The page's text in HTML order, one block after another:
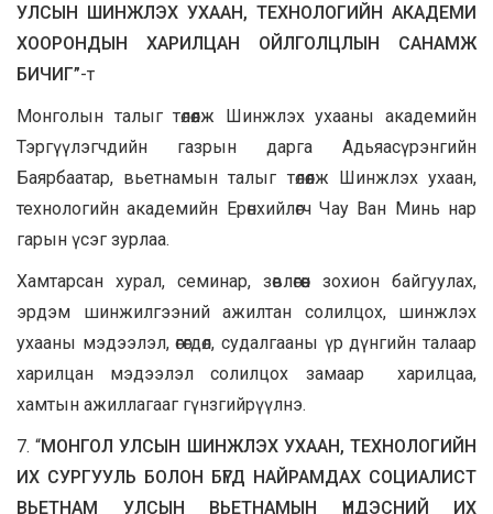
УЛСЫН ШИНЖЛЭХ УХААН, ТЕХНОЛОГИЙН АКАДЕМИ
ХООРОНДЫН ХАРИЛЦАН ОЙЛГОЛЦЛЫН САНАМЖ
БИЧИГ”-т
Монголын талыг төлөөлж Шинжлэх ухааны академийн
Тэргүүлэгчдийн газрын дарга Адьяасүрэнгийн
Баярбаатар, вьетнамын талыг төлөөлж Шинжлэх ухаан,
технологийн академийн Ерөнхийлөгч Чау Ван Минь нар
гарын үсэг зурлаа.
Хамтарсан хурал, семинар, зөвлөгөөн зохион байгуулах,
эрдэм шинжилгээний ажилтан солилцох, шинжлэх
ухааны мэдээлэл, өгөгдөл, судалгааны үр дүнгийн талаар
харилцан мэдээлэл солилцох замаар харилцаа,
хамтын ажиллагааг гүнзгийрүүлнэ.
7. “МОНГОЛ УЛСЫН ШИНЖЛЭХ УХААН, ТЕХНОЛОГИЙН
ИХ СУРГУУЛЬ БОЛОН БҮГД НАЙРАМДАХ СОЦИАЛИСТ
ВЬЕТНАМ УЛСЫН ВЬЕТНАМЫН ҮНДЭСНИЙ ИХ